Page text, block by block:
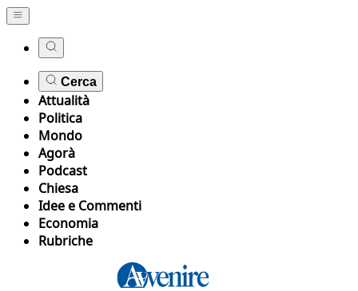
Cerca
Attualità
Politica
Mondo
Agorà
Podcast
Chiesa
Idee e Commenti
Economia
Rubriche